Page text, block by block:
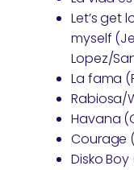
Let’s get
myself
Lopez/
La fama
Rabiosa/
Havana
Courage
Disko